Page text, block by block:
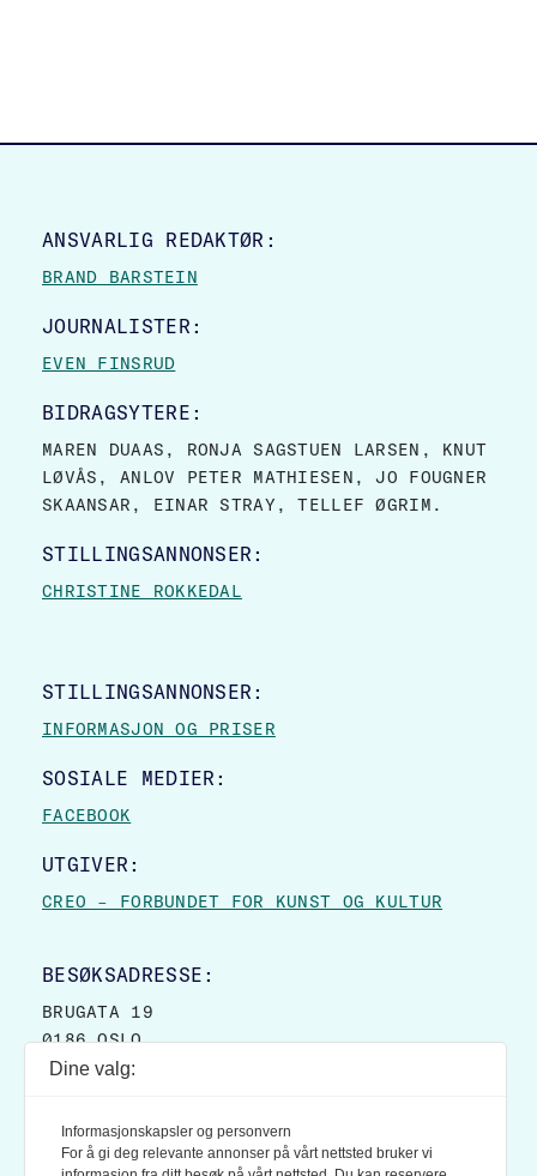
SITE FOOTER
ANSVARLIG REDAKTØR:
BRAND BARSTEIN
JOURNALISTER:
EVEN FINSRUD
BIDRAGSYTERE:
MAREN DUAAS, RONJA SAGSTUEN LARSEN, KNUT
LØVÅS, ANLOV PETER MATHIESEN, JO FOUGNER
SKAANSAR, EINAR STRAY, TELLEF ØGRIM.
STILLINGSANNONSER:
CHRISTINE ROKKEDAL
STILLINGSANNONSER:
INFORMASJON OG PRISER
SOSIALE MEDIER:
FACEBOOK
UTGIVER:
CREO – FORBUNDET FOR KUNST OG KULTUR
BESØKSADRESSE:
BRUGATA 19
0186 OSLO
POSTBOKS 9007 GRØNLAND
0133 OSLO
Dine valg:
Informasjonskapsler og personvern
For å gi deg relevante annonser på vårt nettsted bruker vi